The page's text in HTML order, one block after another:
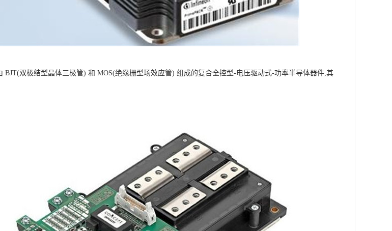
BJT(双极结型晶体三极管) 和 MOS(绝缘栅型场效应管) 组成的复合全控型-电压驱动式-功率半导体器件,其